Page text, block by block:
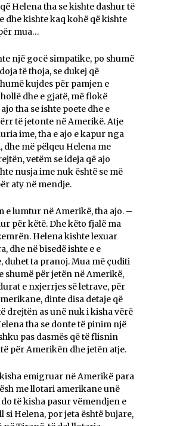
Helena tha se kishte dashur të
dhe kishte kaq kohë që kishte
mua…
një gocë simpatike, po shumë
të thoja, se dukej që
kujdes për pamjen e
dhe e gjatë, më flokë
tha se ishte poete dhe e
të jetonte në Amerikë. Atje
ime, tha e ajo e kapur nga
më pëlqeu Helena me
vetëm se ideja që ajo
nusja ime nuk është se më
aty në mendje.
e lumtur në Amerikë, tha ajo. –
për këtë. Dhe këto fjalë ma
Helena kishte lexuar
dhe në bisedë ishte e e
duhet ta pranoj. Mua më çuditi
shumë për jetën në Amerikë,
e nxjerrjes së letrave, për
dinte disa detaje që
drejtën as unë nuk i kisha vërë
tha se donte të pinim një
pas dasmës që të flisnin
për Amerikën dhe jetën atje.
emigruar në Amerikë para
me llotari amerikane unë
të kisha pasur vëmendjen e
si Helena, por jeta është bujare,